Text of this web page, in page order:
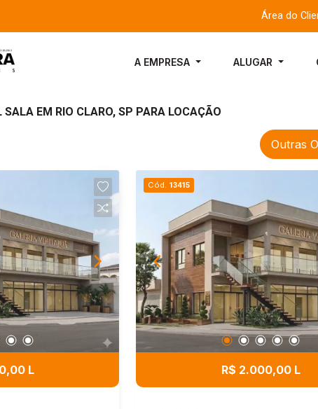
Área do
A EMPRESA ALUGAR
EM RIO CLARO, SP PARA LOCAÇÃO
Outras
L
Cód. 13415
R$ 2.000,00 L